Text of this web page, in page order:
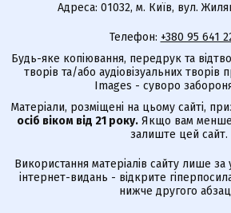
Адреса: 01032, м. Київ, вул.
Телефон: +380 95 641
Будь-яке копіювання, передрук та
творів та/або аудіовізуальних творів
Images - суворо
Матеріали, розміщені на цьому сайті,
осіб віком від 21 року. Якщо вам менше
залиште цей сайт.
Використання матеріалів сайту лише
інтернет-видань - відкрите
нижче другого